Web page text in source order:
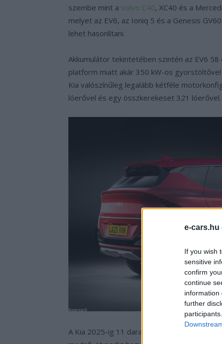
e-cars.hu
If you wish
sensitive
confirm
continue
information
further
szembe mint a Volvo C40, XC40 és a
melyet az EV6, az Ioniq 5 és a Genesis
lehet hasonlítani.
Akkumulátor tekintetében szintén az EV6
platform miatt akár 350 kW-os
Kia valószínűleg legalább kétféle
lóerővel és egy összkerekeset 321 lóerővel.
A Kia 2025-ig 11 darab teljesen elektromos